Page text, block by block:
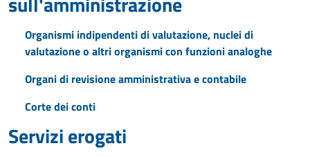
Organismi indipendenti di valutazione, nuclei di
valutazione o altri organismi con funzioni analoghe
Organi di revisione amministrativa e contabile
Corte dei conti
Servizi erogati